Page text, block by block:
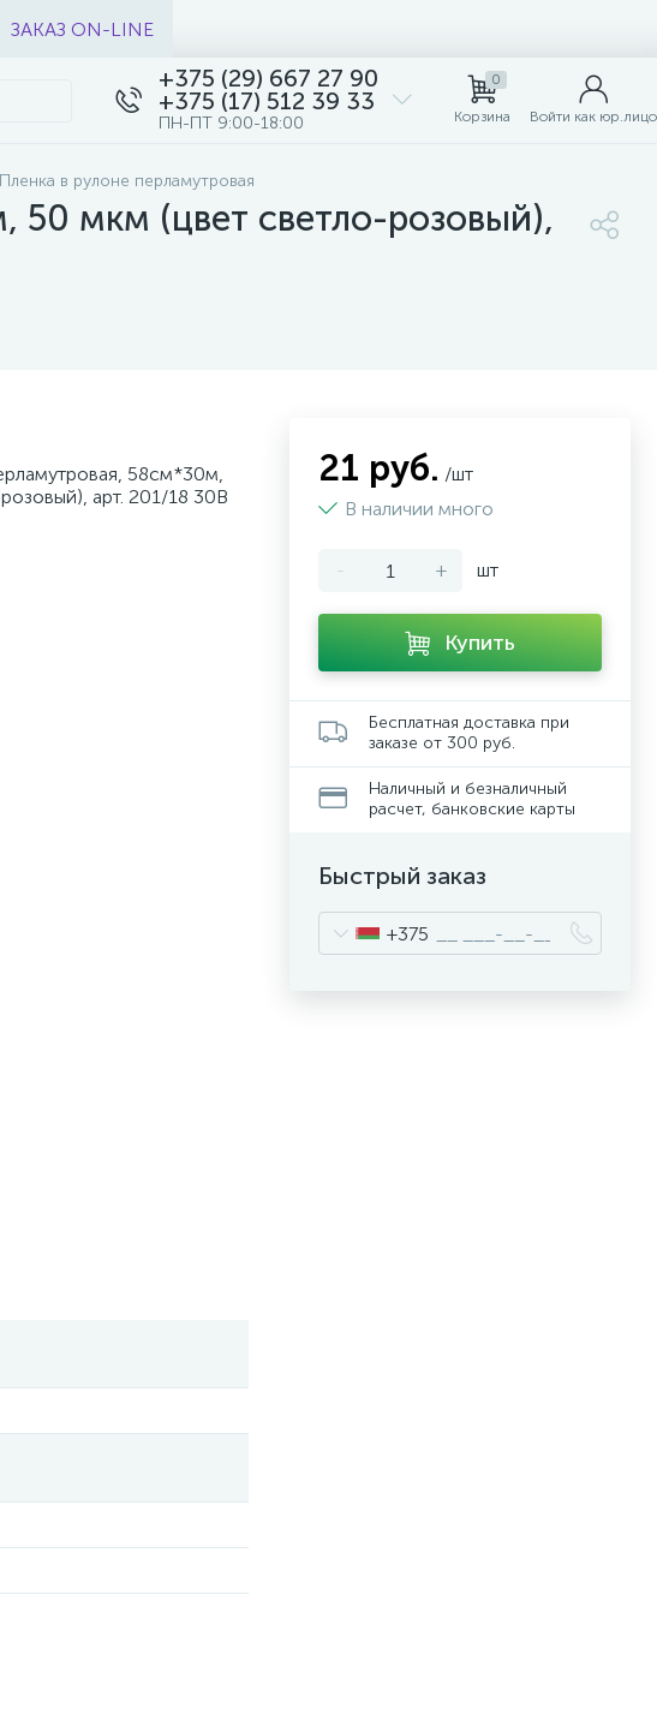
ЗАКАЗ ON-LINE
+375 (29) 667 27 90
+375 (17) 512 39 33
ПН-ПТ 9:00-18:00
0
Корзина Войти как юр.лицо
Пленка в рулоне перламутровая
50 мкм (цвет светло-розовый),
58см*30м,
арт. 201/18 30B
21 руб. /шт
В наличии много
- + шт
Купить
Бесплатная доставка при
заказе от 300 руб.
Наличный и безналичный
расчет, банковские карты
Быстрый заказ
+375